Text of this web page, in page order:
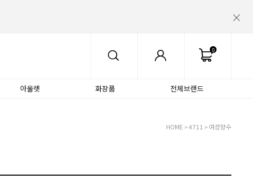
0
아울렛 화장품 전체브랜드
HOME >4711 >여성향수